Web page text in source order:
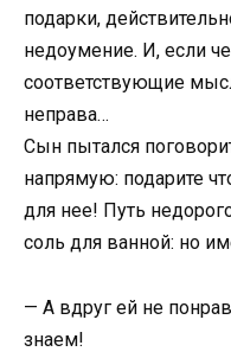
подарки,
недоумение. И, если
соответствующие
неправа…
Сын пытался
напрямую: подарите
для нее! Путь
соль для ванной: но
— А вдруг ей не
знаем!